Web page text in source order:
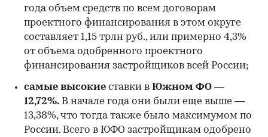
года объем средств по всем договорам
проектного финансирования в этом округе
составляет 1,15 трлн руб., или примерно 4,3%
от объема одобренного проектного
финансирования застройщиков всей России;
самые высокие ставки в Южном ФО —
12,72%. В начале года они были еще выше —
13,38%, что тогда также было максимумом по
России. Всего в ЮФО застройщикам одобрено